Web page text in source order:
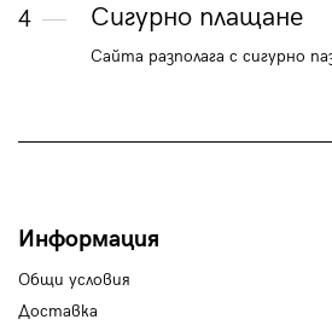
4 Сигурно плащане
Сайта разполага с сигурно
Информация
Общи условия
Доставка